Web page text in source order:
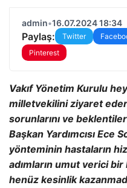
admin•16.07.2024 18:34
Paylaş: Twitter
Pinterest
Vakıf Yönetim Kurulu
milletvekilini ziyaret
sorunlarını ve
Başkan Yardımcısı Ece
yönteminin hastaların
adımların umut verici bir
henüz kesinlik